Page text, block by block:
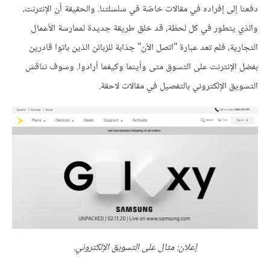
دفعنا إلى إفراده في مقالات خاصّة في سلسلتنا. والحقيقة أن الإنترنت،
والذي يتطور في كل لحظة، قد خلق طريقة جديدة لممارسة الأعمال
التجارية، فلم تعد عبارة "اتصل الآن" جذابة للزبائن الذين باتوا قادرين
بفضل الإنترنت على التسوق متى وأينما وكيفما أرادوا. وسوف نناقش
التسويق الإلكتروني بالتفصيل في مقالات لاحقة.
إعلان: مثال على التسويق الإلكتروني.